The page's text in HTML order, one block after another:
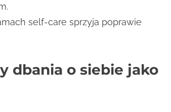
self-care sprzyja poprawie
dbania o siebie jako